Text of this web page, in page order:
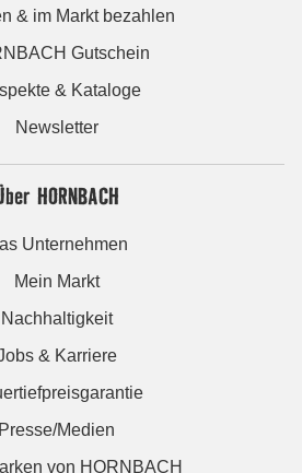
& im Markt bezahlen
Gutschein
& Kataloge
Newsletter
HORNBACH
Unternehmen
Mein Markt
Nachhaltigkeit
& Karriere
Presse/Medien
von HORNBACH